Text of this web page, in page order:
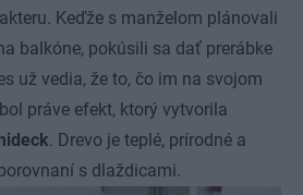
Keďže s manželom plánovali
balkóne, pokúsili sa dať prerábke
už vedia, že to, čo im na svojom
práve efekt, ktorý vytvorila
. Drevo je teplé, prírodné a
s dlaždicami.